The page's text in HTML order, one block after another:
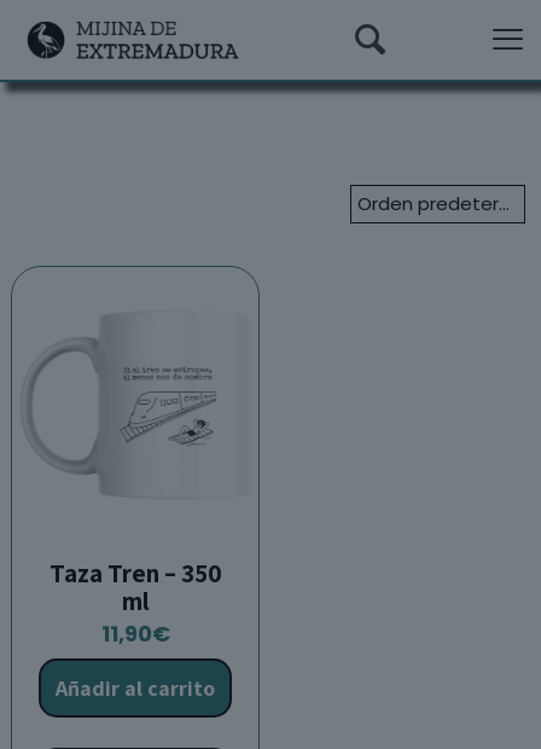
Taza Tren – 350
ml
11,90€
Añadir al carrito